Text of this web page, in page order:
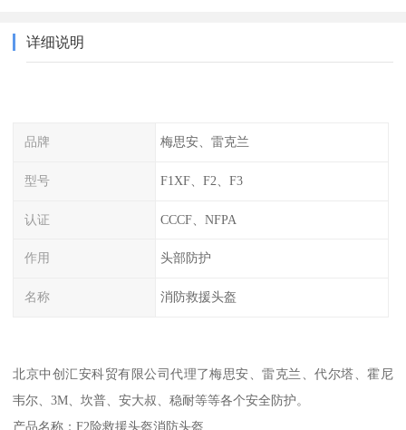
详细说明
品牌 梅思安、雷克兰
型号 F1XF、F2、F3
认证 CCCF、NFPA
作用 头部防护
名称 消防救援头盔
北京中创汇安科贸有限公司代理了梅思安、雷克兰、代尔塔、霍尼
韦尔、3M、坎普、安大叔、稳耐等等各个安全防护。
产品名称：F2险救援头盔消防头盔